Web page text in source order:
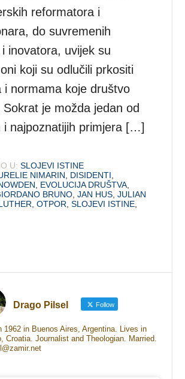
reformatora i
do suvremenih
inovatora, uvijek su
koji su odlučili prkositi
i normama koje društvo
Sokrat je možda jedan od
i najpoznatijih primjera […]
U: SLOJEVI ISTINE
NIMARIN DISIDENTI
EVOLUCIJA DRUŠTVA
BRUNO ,JAN HUS ,JULIAN
,OTPOR ,SLOJEVI ISTINE
Drago Pilsel Follow
1962 in Buenos Aires, Argentina. Lives in
Croatia. Journalist and Theologian. Married.